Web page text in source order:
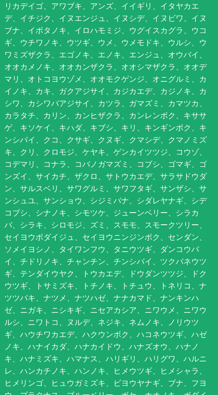
リカデイゴ、アワブキ、アンズ、イイギリ、イタヤカエ
デ、イチジク、イヌエンジュ、イヌシデ、イヌビワ、イヌ
ブナ、イボタノキ、イロハモミジ、ウグイスカグラ、ウコ
ギ、ウチワノキ、ウツギ、ウメ、ウメモドキ、ウルシ、ウ
ワミズザクラ、エゴノキ、エノキ、エンジュ、オウバイ、
オオカメノキ、オオカンザクラ、オオシマザクラ、オオデ
マリ、オトコヨウゾメ、オオモクゲンジ、オニグルミ、カ
イノキ、カキ、ガクアジサイ、カジカエデ、カジノキ、カ
シワ、カシワバアジサイ、カツラ、ガマズミ、カマツカ、
カラタチ、カリン、カンヒザクラ、カンレンボク、キササ
ゲ、キソケイ、キハダ、キブシ、キリ、キンギンボク、キ
ンシバイ、クコ、クサギ、クヌギ、クマシデ、クマノミズ
キ、クリ、クロモジ、ケヤキ、ゲンカイツツジ、コウゾ、
コデマリ、コナラ、コバノガマズミ、コブシ、ゴマギ、ゴ
ンズイ、サイカチ、ザクロ、サトウカエデ、サラサドウダ
ン、サルスベリ、サワグルミ、サワフタギ、サンザシ、サ
ンシュユ、サンショウ、シジミバナ、シダレヤナギ、シデ
コブシ、シナノキ、シモツケ、ジューンベリー、シラカ
バ、シラキ、シロモジ、ズミ、スモモ、スモークツリー、
セイヨウボダイジュ、セイヨウニンジンボク、センダン、
ソメイヨシノ、タイワンフウ、タニウツギ、ダンコウバ
イ、チドリノキ、チャンチン、チンシバイ、ツクバネウツ
ギ、テンダイウヤク、トウカエデ、ドウダンツツジ、ドク
ウツギ、トサミズキ、トチノキ、トチュウ、トネリコ、ナ
ツツバキ、ナツメ、ナツハゼ、ナナカマド、ナンキンハ
ゼ、ニガキ、ニシキギ、ニセアカシア、ニワウメ、ニワウ
ルシ、ニワトコ、ヌルデ、ネジキ、ネムノキ、ノリウツ
ギ、ハウチワカエデ、ハクウンボク、ハコネウツギ、ハゼ
ノキ、ハナイカダ、ハナカイドウ、ハナズオウ、ハナノ
キ、ハナミズキ、ハマナス、ハリギリ、ハリグワ、ハルニ
レ、ハンカチノキ、ハンノキ、ヒメウツギ、ヒメシャラ、
ヒメリンゴ、ヒュウガミズキ、ビヨウヤナギ、ブナ、フヨ